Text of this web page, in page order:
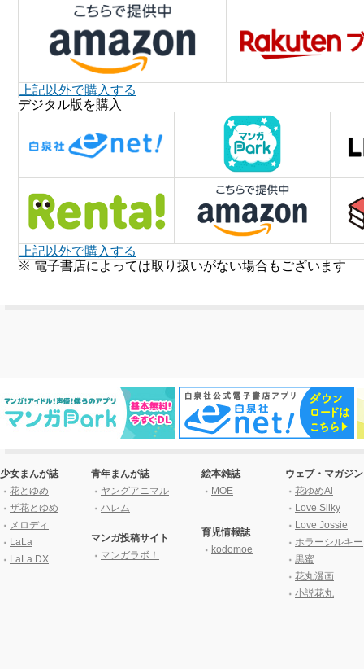
上記以外で購入する
デジタル版を購入
上記以外で購入する
※ 電子書店によっては取り扱いがない場合もございます
少女まんが誌
花とゆめ
ザ花とゆめ
メロディ
LaLa
LaLa DX
青年まんが誌
ヤングアニマル
ハレム
マンガ投稿サイト
マンガラボ！
絵本雑誌
MOE
育児情報誌
kodomoe
ウェブ・マガジン
花ゆめAi
Love Silky
Love Jossie
ホラーシルキー
黒蜜
花丸漫画
小説花丸